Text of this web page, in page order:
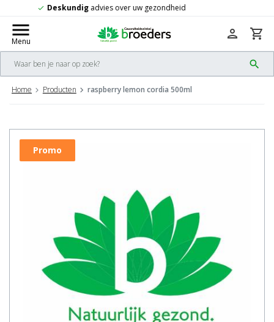
check Gratisverzending vanaf 50,-
menu
Menu
search
person shopping_cart
Home Producten raspberry lemon cordia 500ml
Promo